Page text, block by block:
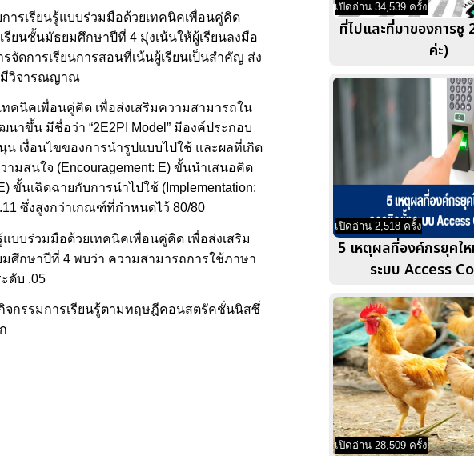
รเรียนรู้แบบร่วมมือด้วยเทคนิคเพื่อนคู่คิด
ยนชั้นมัธยมศึกษาปีที่ 4 มุ่งเน้นให้ผู้เรียนลงมือ
จัดการเรียนการสอนที่เน้นผู้เรียนเป็นสำคัญ ส่ง
มีวิจารณญาณ
คนิคเพื่อนคู่คิด เพื่อส่งเสริมความสามารถใน
าขึ้น มีชื่อว่า “2E2PI Model” มีองค์ประกอบ
เงื่อนไขของการนำรูปแบบไปใช้ และผลที่เกิด
มสนใจ (Encouragement: E) ขั้นนำเสนอคิด
ขั้นเฉิดฉายกับการนำไปใช้ (Implementation:
ซึ่งสูงกว่าเกณฑ์ที่กำหนดไว้ 80/80
บร่วมมือด้วยเทคนิคเพื่อนคู่คิด เพื่อส่งเสริม
ศึกษาปีที่ 4 พบว่า ความสามารถการใช้ภาษา
ดับ .05
จกรรมการเรียนรู้ตามทฤษฎีคอนสตรัคชั่นนิสซึ่
เปิดอ่าน 34,539 ครั้ง
ที่ไปและที่มาของการชู
ค่ะ)
เปิดอ่าน 2,518 ครั้ง
5 เหตุผลที่องค์กรยุคใ
ระบบ Access
เปิดอ่าน 28,509 ครั้ง